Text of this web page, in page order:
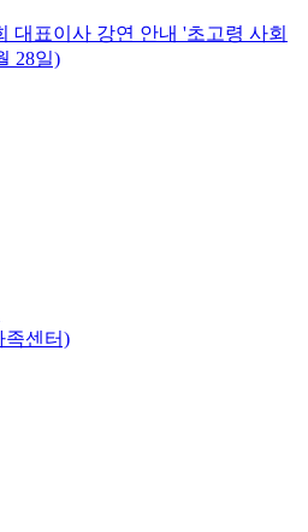
대표이사 강연 안내 '초고령 사회
28일)
족센터)